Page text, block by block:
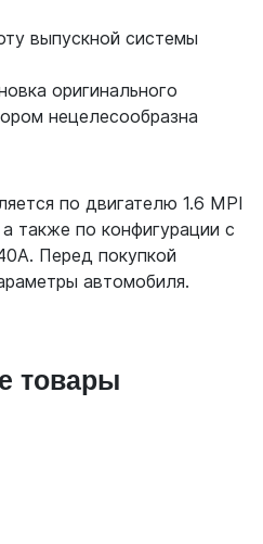
выпускной системы
оригинального
нецелесообразна
по двигателю 1.6 MPI
также по конфигурации с
Перед покупкой
автомобиля.
товары